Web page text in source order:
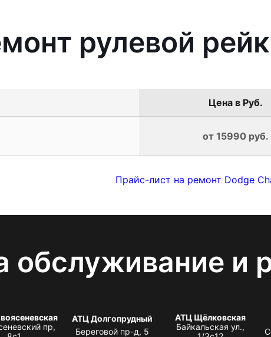
рулевой
Цена в Руб.
от 15990 руб.
Прайс-лист на ремонт Dodge
обслуживание и
пр,
АТЦ Долгопрудный
Береговой пр-д, 5
АТЦ Щёлковская
Байкальская ул.,